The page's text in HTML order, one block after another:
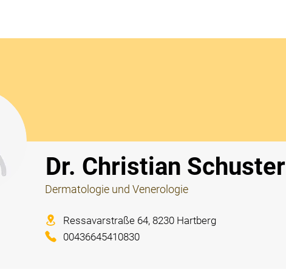
Dr. Christian Schuster
Dermatologie und Venerologie
Ressavarstraße 64, 8230 Hartberg
00436645410830